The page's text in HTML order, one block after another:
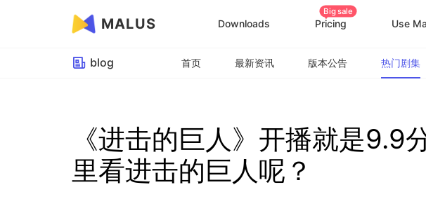
MALUS Downloads Pricing
Big sale
Use
blog 首页 最新资讯 版本公告 热门剧集
《进击的巨人》开播就是9.9
里看进击的巨人呢？